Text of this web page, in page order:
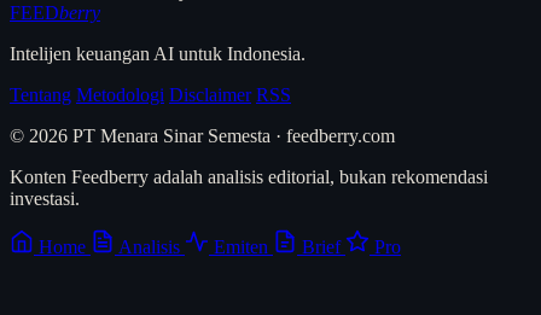
FEEDberry
Intelijen keuangan AI untuk Indonesia.
Tentang Metodologi Disclaimer RSS
© 2026 PT Menara Sinar Semesta · feedberry.com
Konten Feedberry adalah analisis editorial, bukan rekomendasi
investasi.
Home Analisis Emiten Brief Pro